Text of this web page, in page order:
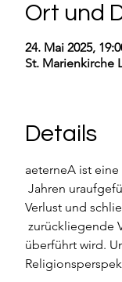
Ort und
24. Mai 2025,
St. Marienkirche
Details
aeterneA ist
Jahren
Verlust und
zurückliegende
überführt wird.